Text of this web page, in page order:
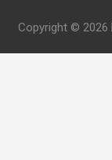
Copyright © 2026